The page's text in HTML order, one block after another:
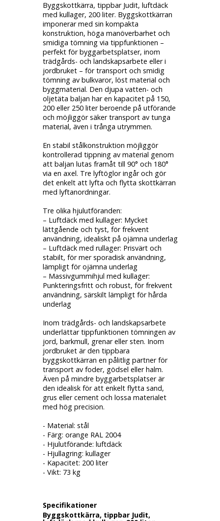
Byggskottkärra, tippbar Judit, luftdäck
med kullager, 200 liter. Byggskottkärran
imponerar med sin kompakta
konstruktion, höga manöverbarhet och
smidiga tömning via tippfunktionen –
perfekt för byggarbetsplatser, inom
trädgårds- och landskapsarbete eller i
jordbruket – för transport och smidig
tömning av bulkvaror, löst material och
byggmaterial. Den djupa vatten- och
oljetäta baljan har en kapacitet på 150,
200 eller 250 liter beroende på utförande
och möjliggör säker transport av tunga
material, även i trånga utrymmen.
En stabil stålkonstruktion möjliggör
kontrollerad tippning av material genom
att baljan lutas framåt till 90° och 180°
via en axel. Tre lyftöglor ingår och gör
det enkelt att lyfta och flytta skottkärran
med lyftanordningar.
Tre olika hjulutföranden:
– Luftdäck med kullager: Mycket
lättgående och tyst, för frekvent
användning, idealiskt på ojämna underlag
– Luftdäck med rullager: Prisvärt och
stabilt, för mer sporadisk användning,
lämpligt för ojämna underlag
– Massivgummihjul med kullager:
Punkteringsfritt och robust, för frekvent
användning, särskilt lämpligt för hårda
underlag
Inom trädgårds- och landskapsarbete
underlättar tippfunktionen tömningen av
jord, barkmull, grenar eller sten. Inom
jordbruket är den tippbara
byggskottkärran en pålitlig partner för
transport av foder, gödsel eller halm.
Även på mindre byggarbetsplatser är
den idealisk för att enkelt flytta sand,
grus eller cement och lossa materialet
med hög precision.
- Material: stål
- Färg: orange RAL 2004
- Hjulutförande: luftdäck
- Hjullagring: kullager
- Kapacitet: 200 liter
- Vikt: 73 kg
Specifikationer
Byggskottkärra, tippbar Judit,